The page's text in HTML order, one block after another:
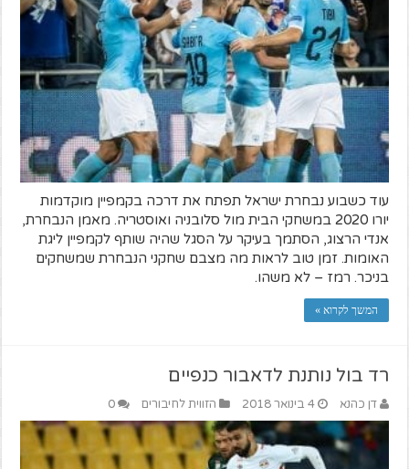
עוד כשבוע נבחרת ישראל תפתח את דרכה בקמפיין מוקדמות
יורו 2020 במשחקי הבית מול סלובניה ואוסטריה. מאמן הנבחרת,
אנדי הרצוג, הסתמך בעיקר על הסגל שהיה שותף לקמפיין ליגת
האומות. זמן טוב לראות מה מצבם שחקני הנבחרת שמשחקים
בניכר. רמז – לא משהו.
המשך לקרוא »
רד בול נותנת לדאבור כנפיים
דן כהנא 4 בינואר 2018 הזווית לחיבורים 0